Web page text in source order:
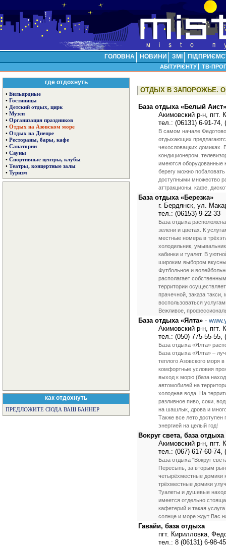
ГОЛОВНА НОВИНИ ЗМІ
АБІТУРІЄНТУ ТВ-
где отдохнуть
• Бильярдные
• Гостиницы
• Детский отдых, цирк
• Музеи
• Организация праздников
• Отдых на Азовском море
• Отдых на Днепре
• Рестораны, бары, кафе
• Санатории
• Сауны
• Спортивные центры, клубы
• Театры, концертные залы
• Туризм
как отдохнуть
ПРЕДЛОЖИТЕ СЮДА ВАШ БАННЕР
ОТДЫХ В ЗАПОРОЖЬЕ.
База отдыха «Белый Аист»
Акимовский р-н, пгт.
тел.: (06131) 6-91-74,
В самом начале
отдыхающих
чехословацких
кондиционером,
имеются оборудованные
берегу можно
доступными множество
аттракционы, кафе,
База отдыха «Березка»
г. Бердянск, ул.
тел.: (06153) 9-22-33
База отдыха
зелени и цветах. К
местные номера в
холодильник,
кабинки и туалет. В
широким выбором
Футбольное и
располагает
территории
прачечной, заказа
воспользоваться
Вежливое,
База отдыха «Ялта» -
Акимовский р-н, пгт.
тел.: (050) 775-55-55,
База отдыха «Ялта»
База отдыха «Ялта» –
теплого Азовского моря
комфортные условия
выход к морю (база
автомобилей на
холодная вода. На
разливное пиво, соки,
на шашлык, дрова и
Также все лето доступен
энергией на целый год!
Вокруг света, база отдыха
Акимовский р-н, пгт.
тел.: (067) 617-60-74,
База отдыха "Вокруг
Пересыпь, за вторым
четырёхместные домики
трёхместные домики
Туалеты и душевые
имеется отдельно
кафетерий и такая
солнце и море ждут Вас
Гавайи, база отдыха
пгт. Кирилловка,
тел.: 8 (06131) 6-98-